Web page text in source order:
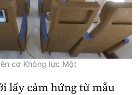
cơ Không lực Một
lấy cảm hứng từ mẫu